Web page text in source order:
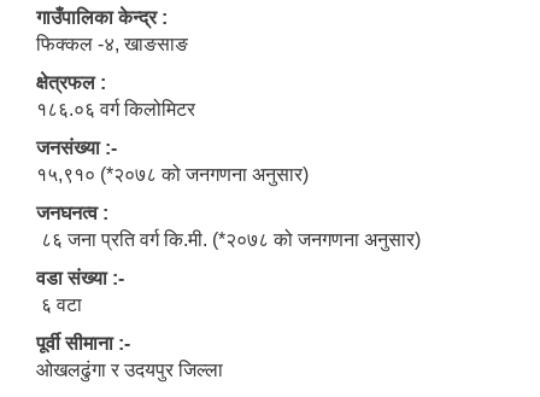
गाउँपालिका केन्द्र :
फिक्कल -४, खाङसाङ
क्षेत्रफल :
१८६.०६ वर्ग किलोमिटर
जनसंख्या :-
१५,९१० (*२०७८ को जनगणना अनुसार)
जनघनत्व :
८६ जना प्रति वर्ग कि.मी. (*२०७८ को जनगणना अनुसार)
वडा संख्या :-
६ वटा
पूर्वी सीमाना :-
ओखलढुंगा र उदयपुर जिल्ला